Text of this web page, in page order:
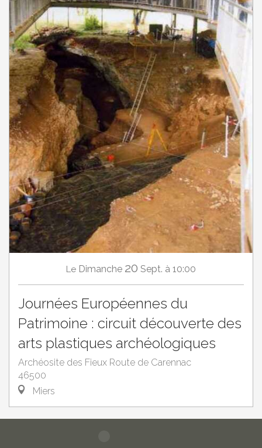
Le Dimanche 20 Sept. à 10:00
Journées Européennes du
Patrimoine : circuit découverte des
arts plastiques archéologiques
Archéosite des Fieux Route de Carennac
46500
Miers